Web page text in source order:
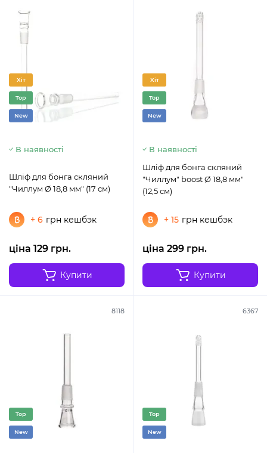
Хіт
Top
New
В наявності
Шліф для бонга скляний
"Чиллум Ø 18,8 мм" (17 см)
+ 6 грн кешбэк
ціна 129 грн.
Купити
Хіт
Top
New
В наявності
Шліф для бонга скляний
"Чиллум" boost Ø 18,8 мм"
(12,5 см)
+ 15 грн кешбэк
ціна 299 грн.
Купити
8118
Top
New
6367
Top
New